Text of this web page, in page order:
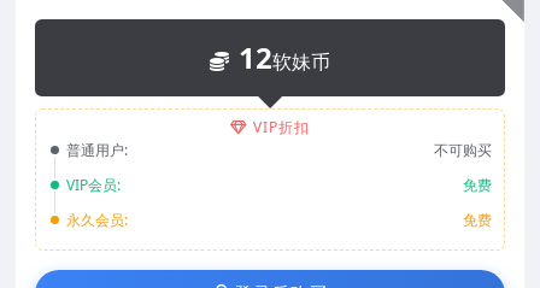
12软妹币
VIP折扣
普通用户:
不可购买
VIP会员:
免费
永久会员:
免费